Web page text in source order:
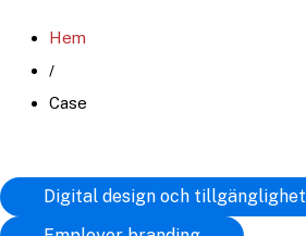
innehåll
Hem
/
Case
Digital design och tillgänglighet